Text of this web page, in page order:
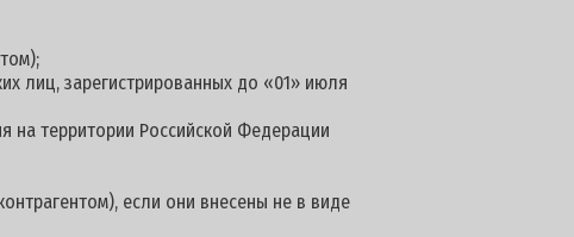
лиц, зарегистрированных до «01» июля
на территории Российской Федерации
если они внесены не в виде